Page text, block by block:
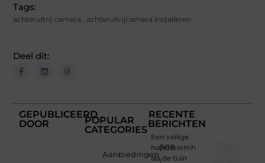
Tags:
achteruitrij camera achteruitrijcamera installeren
Deel dit:
GEPUBLICEERD
DOOR
POPULAR
CATEGORIES
Aanbiedingen
(108
RECENTE
BERICHTEN
Een veilige
hondenomheining
als de tuin